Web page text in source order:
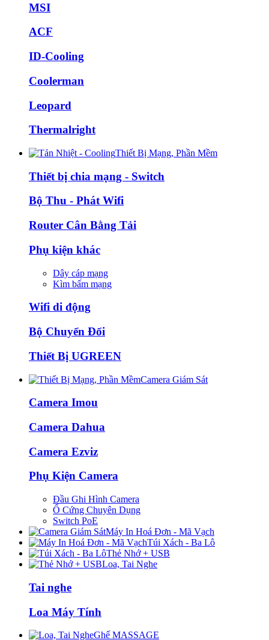
MSI
ACF
ID-Cooling
Coolerman
Leopard
Thermalright
Thiết Bị Mạng, Phần Mềm
Thiết bị chia mạng - Switch
Bộ Thu - Phát Wifi
Router Cân Bằng Tải
Phụ kiện khác
Dây cáp mạng
Kìm bấm mạng
Wifi di động
Bộ Chuyển Đổi
Thiết Bị UGREEN
Camera Giám Sát
Camera Imou
Camera Dahua
Camera Ezviz
Phụ Kiện Camera
Đầu Ghi Hình Camera
Ổ Cứng Chuyên Dụng
Switch PoE
Máy In Hoá Đơn - Mã Vạch
Túi Xách - Ba Lô
Thẻ Nhớ + USB
Loa, Tai Nghe
Tai nghe
Loa Máy Tính
Ghế MASSAGE